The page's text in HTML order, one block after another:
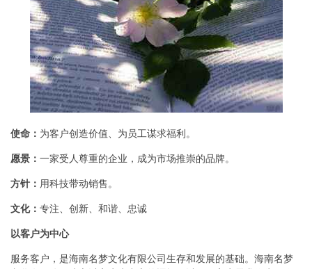
使命： 为客户创造价值、为员工谋求福利。
愿景： 一家受人尊重的企业，成为市场推崇的品牌。
方针： 用科技带动销售。
文化： 专注、创新、和谐、忠诚
以客户为中心
服务客户，是海南名梦文化有限公司生存和发展的基础。海南名梦